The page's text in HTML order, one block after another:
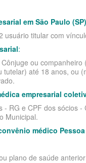
em São Paulo (SP)
usuário titular com
:
ou
até 18 anos, ou
empresarial
RG e CPF dos sócios
Municipal.
médico
plano de saúde